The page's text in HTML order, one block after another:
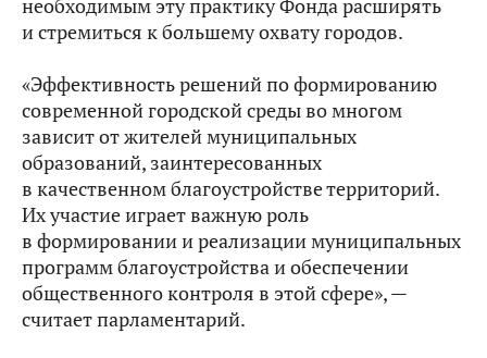
необходимым эту практику Фонда расширять
и стремиться к большему охвату городов.
«Эффективность решений по формированию
современной городской среды во многом
зависит от жителей муниципальных
образований, заинтересованных
в качественном благоустройстве территорий.
Их участие играет важную роль
в формировании и реализации муниципальных
программ благоустройства и обеспечении
общественного контроля в этой сфере», —
считает парламентарий.